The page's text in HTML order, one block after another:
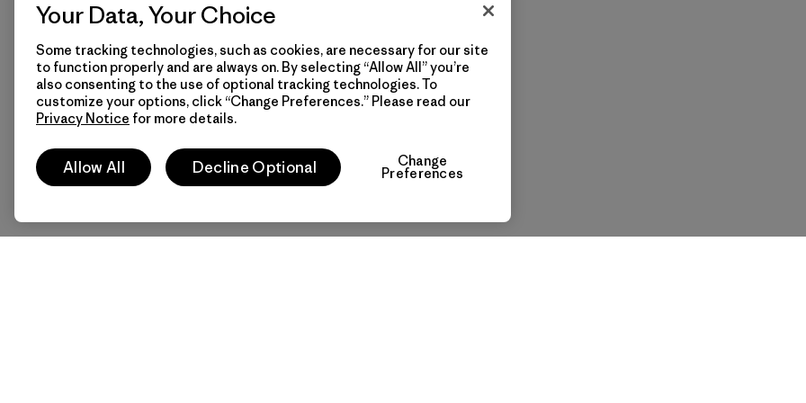
Your Data, Your Choice
Some tracking technologies, such as cookies, are necessary for our site
to function properly and are always on. By selecting “Allow All” you’re
also consenting to the use of optional tracking technologies. To
customize your options, click “Change Preferences.” Please read our
Privacy Notice for more details.
Allow All Decline Optional Change
Preferences